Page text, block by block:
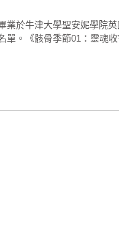
，真想活在那樣的未來世
。本系列絕對必讀！」
業於牛津大學聖安妮學院
。《骸骨季節01：靈魂